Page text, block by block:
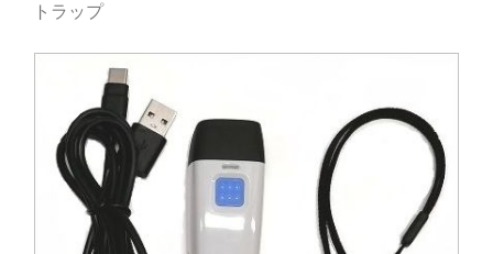
トラップ